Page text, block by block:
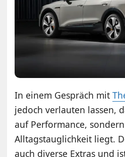
In einem Gespräch mit
jedoch verlauten lassen,
auf Performance,
Alltagstauglichkeit liegt.
auch diverse Extras und